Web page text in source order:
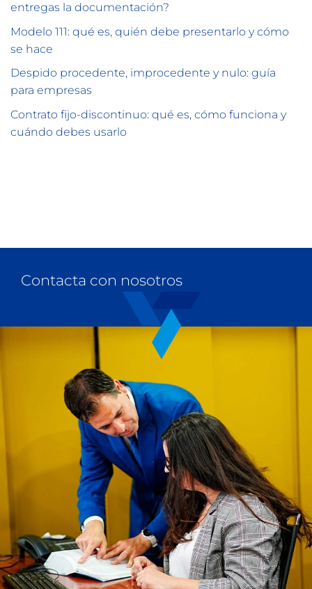
entregas la documentación?
Modelo 111: qué es, quién debe presentarlo y cómo
se hace
Despido procedente, improcedente y nulo: guía
para empresas
Contrato fijo-discontinuo: qué es, cómo funciona y
cuándo debes usarlo
Contacta con nosotros